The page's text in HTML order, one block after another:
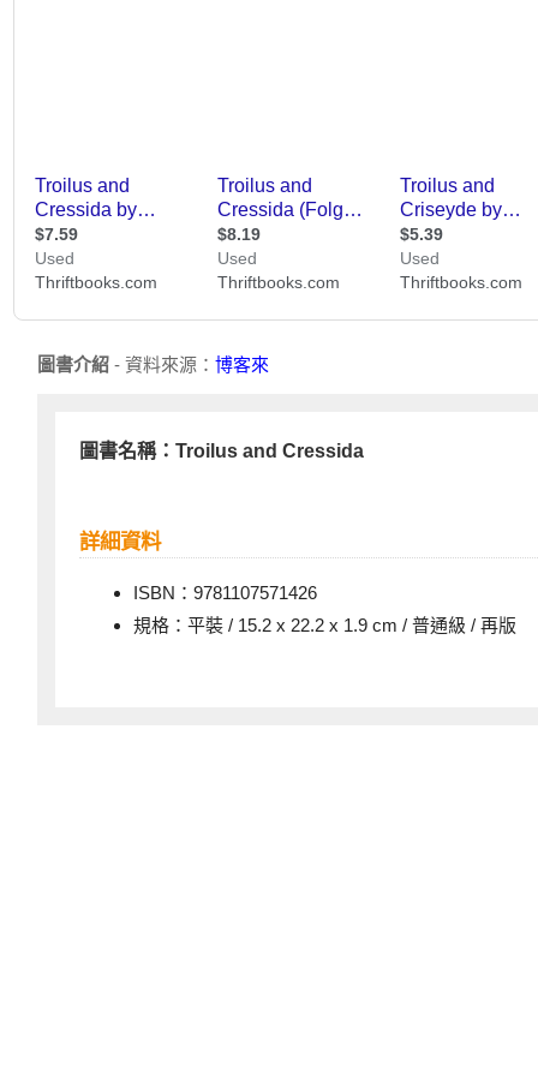
圖書介紹 - 資料來源： 博客來
圖書名稱：Troilus and Cressida
詳細資料
ISBN：9781107571426
規格：平裝 / 15.2 x 22.2 x 1.9 cm / 普通級 / 再版